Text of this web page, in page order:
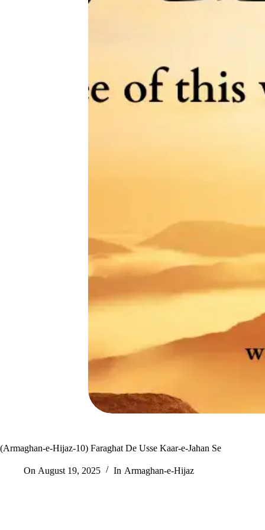
(Armaghan-e-Hijaz-10) Faraghat De Usse Kaar-e-Jahan Se
On August 19, 2025 In Armaghan-e-Hijaz